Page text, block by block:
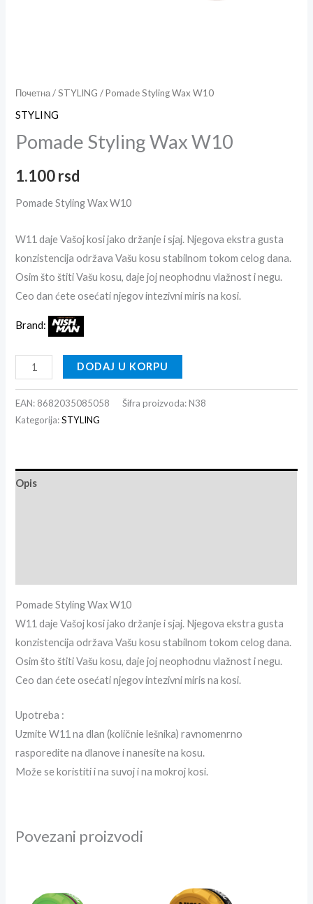
Почетна/STYLING / Pomade Styling Wax W10
STYLING
Pomade Styling Wax W10
1.100rsd
Pomade Styling Wax W10
W11 daje Vašoj kosi jako držanje i sjaj. Njegova ekstra gusta
konzistencija održava Vašu kosu stabilnom tokom celog dana.
Osim što štiti Vašu kosu, daje joj neophodnu vlažnost i negu.
Ceo dan ćete osećati njegov intezivni miris na kosi.
Brand:
DODAJ U KORPU
EAN: 8682035085058 Šifra proizvoda:N38
Kategorija:STYLING
Opis
Pomade Styling Wax W10
W11 daje Vašoj kosi jako držanje i sjaj. Njegova ekstra gusta
konzistencija održava Vašu kosu stabilnom tokom celog dana.
Osim što štiti Vašu kosu, daje joj neophodnu vlažnost i negu.
Ceo dan ćete osećati njegov intezivni miris na kosi.
Upotreba :
Uzmite W11 na dlan (količnie lešnika) ravnomenrno
rasporedite na dlanove i nanesite na kosu.
Može se koristiti i na suvoj i na mokroj kosi.
Povezani proizvodi